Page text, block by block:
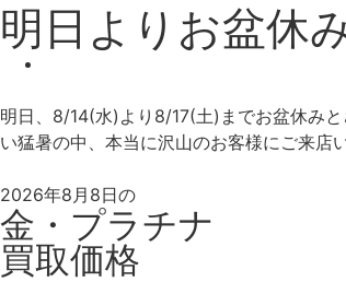
明日よりお盆休
明日、8/14(水)より8/17(土)までお盆休み
い猛暑の中、本当に沢山のお客様にご来
2026年8月8日の
金・プラチナ
買取価格